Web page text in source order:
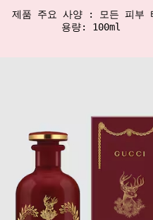
제품 주요 사양 : 모든 피부
용량: 100ml